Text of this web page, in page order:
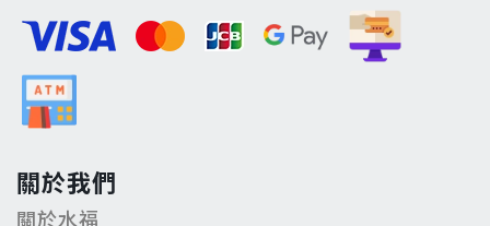
關於我們
關於水福